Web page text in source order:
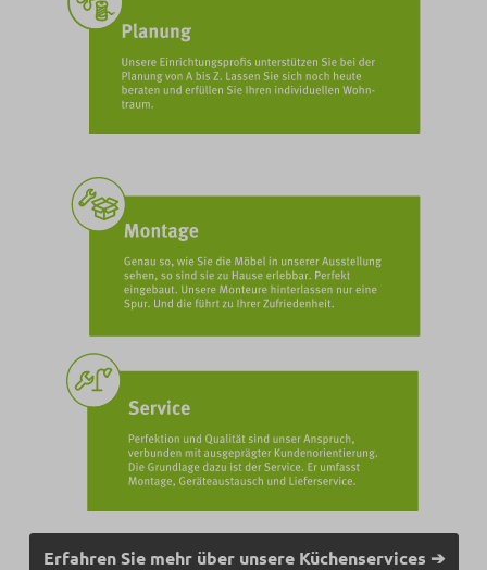
Erfahren Sie mehr über unsere Küchenservices ➔